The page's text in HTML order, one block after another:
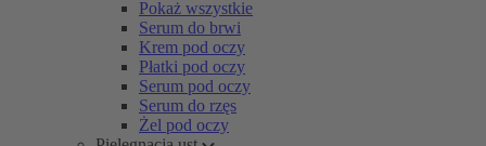
Pokaż wszystkie
Serum do brwi
Krem pod oczy
Płatki pod oczy
Serum pod oczy
Serum do rzęs
Żel pod oczy